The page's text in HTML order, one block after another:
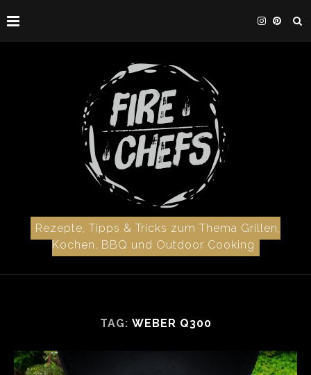
Rezepte, Tipps & Tricks zum Thema Grillen,
Kochen, BBQ und Outdoor Cooking
TAG: WEBER Q300